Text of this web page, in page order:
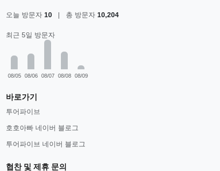
오늘 방문자 10 | 총 방문자 10,204
최근 5일 방문자
08/05 08/06 08/07 08/08 08/09
바로가기
투어파이브
호호아빠 네이버 블로그
투어파이브 네이버 블로그
협찬 및 제휴 문의